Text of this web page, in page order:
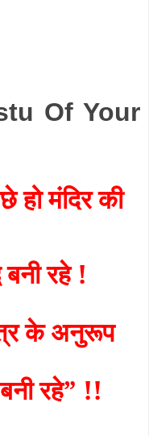
Of Your
हो मंदिर की
रहे !
के अनुरूप
रहे” !!